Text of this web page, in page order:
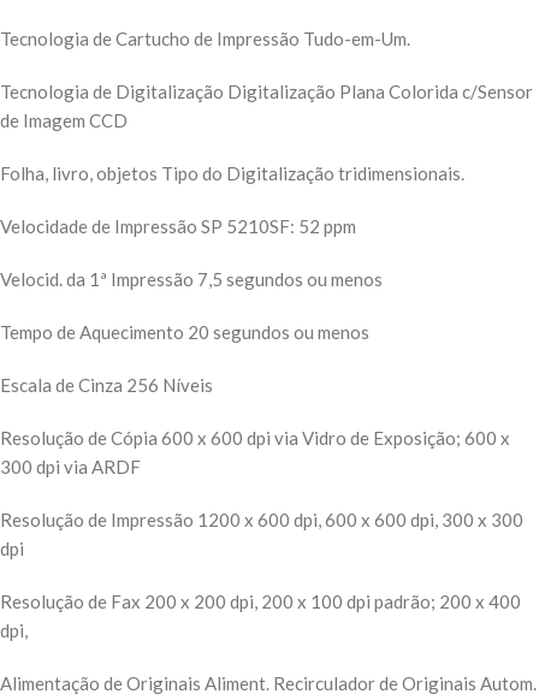
Tecnologia de Cartucho de Impressão Tudo-em-Um.
Tecnologia de Digitalização Digitalização Plana Colorida c/Sensor
de Imagem CCD
Folha, livro, objetos Tipo do Digitalização tridimensionais.
Velocidade de Impressão SP 5210SF: 52 ppm
Velocid. da 1ª Impressão 7,5 segundos ou menos
Tempo de Aquecimento 20 segundos ou menos
Escala de Cinza 256 Níveis
Resolução de Cópia 600 x 600 dpi via Vidro de Exposição; 600 x
300 dpi via ARDF
Resolução de Impressão 1200 x 600 dpi, 600 x 600 dpi, 300 x 300
dpi
Resolução de Fax 200 x 200 dpi, 200 x 100 dpi padrão; 200 x 400
dpi,
Alimentação de Originais Aliment. Recirculador de Originais Autom.